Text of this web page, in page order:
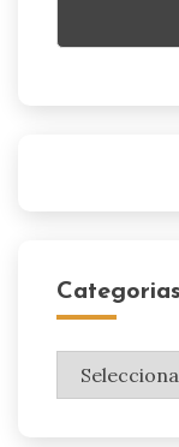
Categorias
Categorias